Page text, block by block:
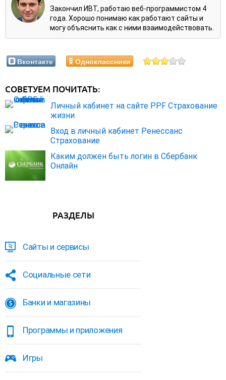
Закончил ИВТ, работаю веб-программистом 4
года. Хорошо понимаю как работают сайты и
могу объяснить как с ними взаимодействовать.
Вконтакте Одноклассники
СОВЕТУЕМ ПОЧИТАТЬ:
Личный кабинет на сайте PPF Страхование
жизни
Вход в личный кабинет Ренессанс
Страхование
Каким должен быть логин в Сбербанк
Онлайн
РАЗДЕЛЫ
Сайты и сервисы
Социальные сети
Банки и магазины
Программы и приложения
Игры